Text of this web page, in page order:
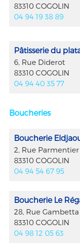
83310 COGOLIN
04 94 19 38 89
Pâtisserie du
6, Rue Diderot
83310 COGOLIN
04 94 40 35 77
Boucheries
Boucherie
2, Rue Parmentier
83310 COGOLIN
04 94 54 67 95
Boucherie Le
28, Rue Gambetta
83310 COGOLIN
04 98 12 05 63